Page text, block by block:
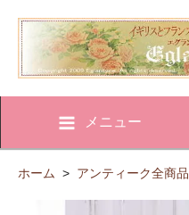
メニュー
ホーム > アンティーク全商品